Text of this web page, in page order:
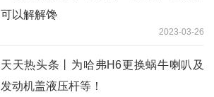
可以解解馋
2023-03-26
天天热头条丨为哈弗H6更换蜗牛喇叭及
发动机盖液压杆等！